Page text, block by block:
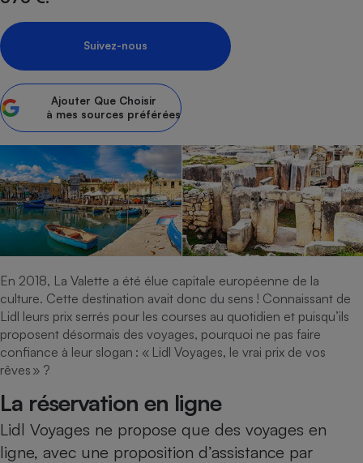
Suivez-nous
Ajouter Que Choisir
à mes sources préférées
En 2018, La Valette a été élue capitale européenne de la
culture. Cette destination avait donc du sens ! Connaissant de
Lidl leurs prix serrés pour les courses au quotidien et puisqu’ils
proposent désormais des voyages, pourquoi ne pas faire
confiance à leur slogan : « Lidl Voyages, le vrai prix de vos
rêves » ?
La réservation en ligne
Lidl Voyages ne propose que des voyages en
ligne, avec une proposition d’assistance par
bouteille
Assurance emprunteur
Banque
Petit électroménager -
Lave-linge
Plaque de cuisson à
Téléviseur
Matelas
Radiateur électrique
Antimoustique